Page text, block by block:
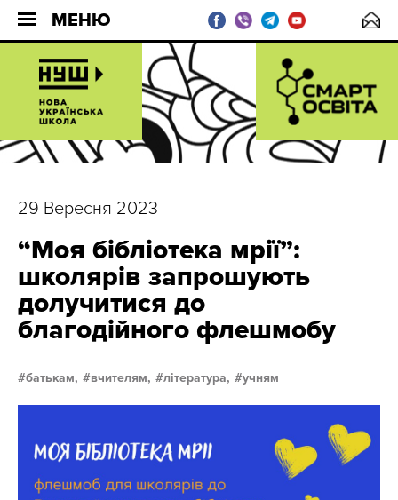
МЕНЮ
29 Вересня 2023
“Моя бібліотека мрії”:
школярів запрошують
долучитися до
благодійного флешмобу
батькам, вчителям, література, учням